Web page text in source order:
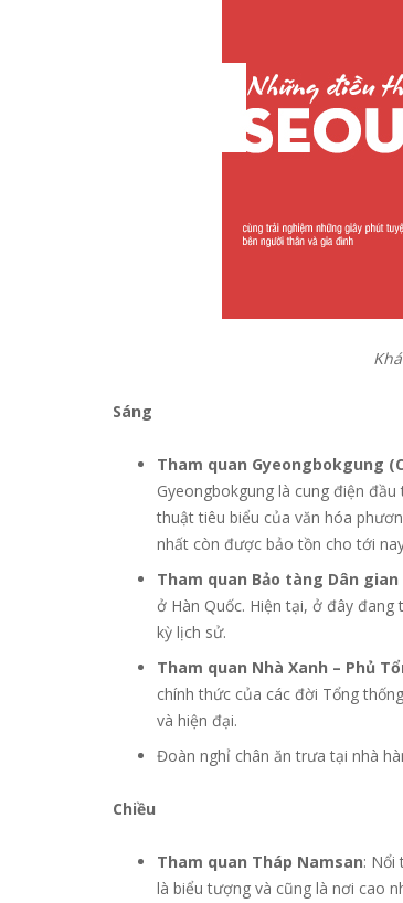
Sáng
Tham quan Gyeongbokgung
Gyeongbokgung là cung điện
thuật tiêu biểu của văn hóa
nhất còn được bảo tồn cho tới
Tham quan Bảo tàng Dân gian
ở Hàn Quốc. Hiện tại, ở đây
kỳ lịch sử.
Tham quan Nhà Xanh – Phủ
chính thức của các đời Tổng
và hiện đại.
Đoàn nghỉ chân ăn trưa tại nhà
Chiều
Tham quan Tháp Namsan: Nổi
là biểu tượng và cũng là nơi cao